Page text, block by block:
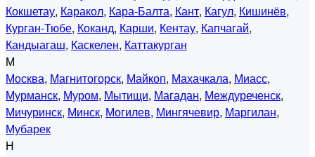
Кокшетау, Каракол, Кара-Балта, Кант, Кагул, Кишинёв,
Курган-Тюбе, Коканд, Карши, Кентау, Капчагай,
Кандыагаш, Каскелен, Каттакурган
М
Москва, Магнитогорск, Майкоп, Махачкала, Миасс,
Мурманск, Муром, Мытищи, Магадан, Междуреченск,
Мичуринск, Минск, Могилев, Мингячевир, Маргилан,
Мубарек
Н